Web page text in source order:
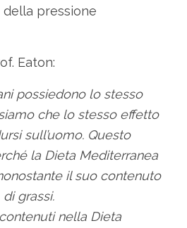
della pressione
Eaton:
possiedono lo stesso
che lo stesso effetto
sull’uomo. Questo
la Dieta Mediterranea
il suo contenuto
di grassi.
nella Dieta